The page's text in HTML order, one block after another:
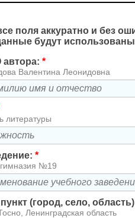
поля аккуратно и без
будут
*
Валентина Леонидовна
литературы
*
№19
(город, село,
Ленинградская область